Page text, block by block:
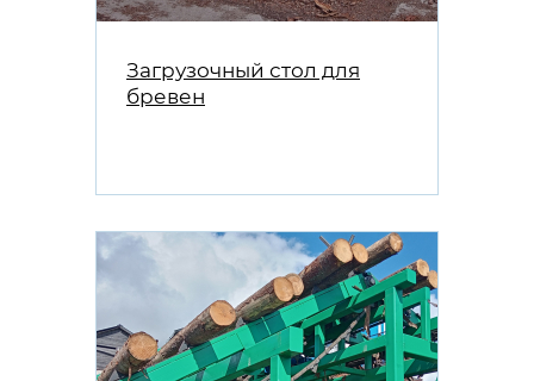
Загрузочный стол для
бревен